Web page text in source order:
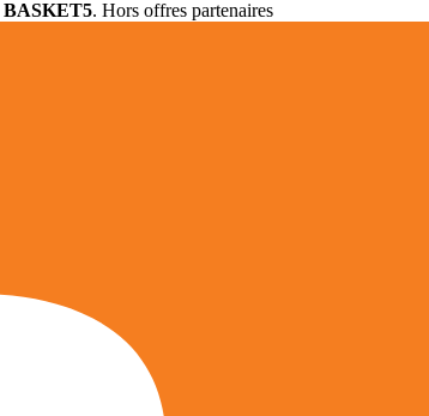
BASKET5. Hors offres partenaires